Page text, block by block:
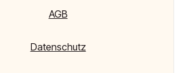
AGB
Datenschutz